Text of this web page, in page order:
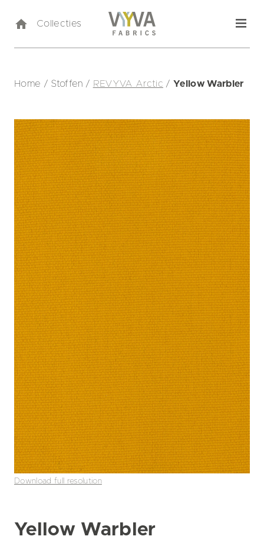
Collecties
Home / Stoffen / REVYVA Arctic / Yellow Warbler
Download full resolution
Yellow Warbler